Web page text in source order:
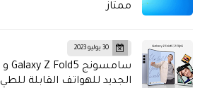
ممتاز
30 يوليو 2023
الجديد للهواتف القابلة للطي